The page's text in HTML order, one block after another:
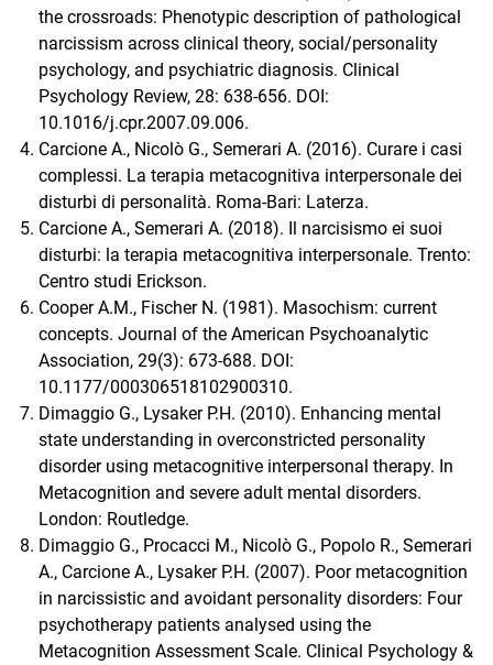
the crossroads: Phenotypic description of pathological
narcissism across clinical theory, social/personality
psychology, and psychiatric diagnosis. Clinical
Psychology Review, 28: 638-656. DOI:
10.1016/j.cpr.2007.09.006.
Carcione A., Nicolò G., Semerari A. (2016). Curare i casi
complessi. La terapia metacognitiva interpersonale dei
disturbi di personalità. Roma-Bari: Laterza.
Carcione A., Semerari A. (2018). Il narcisismo ei suoi
disturbi: la terapia metacognitiva interpersonale. Trento:
Centro studi Erickson.
Cooper A.M., Fischer N. (1981). Masochism: current
concepts. Journal of the American Psychoanalytic
Association, 29(3): 673-688. DOI:
10.1177/000306518102900310.
Dimaggio G., Lysaker P.H. (2010). Enhancing mental
state understanding in overconstricted personality
disorder using metacognitive interpersonal therapy. In
Metacognition and severe adult mental disorders.
London: Routledge.
Dimaggio G., Procacci M., Nicolò G., Popolo R., Semerari
A., Carcione A., Lysaker P.H. (2007). Poor metacognition
in narcissistic and avoidant personality disorders: Four
psychotherapy patients analysed using the
Metacognition Assessment Scale. Clinical Psychology &